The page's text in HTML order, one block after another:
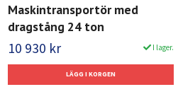
Maskintransportör med
dragstång 24 ton
10 930 kr I lager.